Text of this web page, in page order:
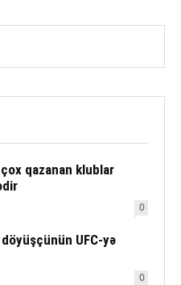
qazanan klublar
0
döyüşçünün UFC-yə
0